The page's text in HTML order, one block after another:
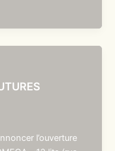
l’ouverture